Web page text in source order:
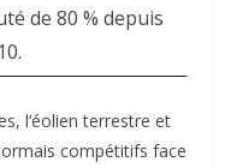
de 80 % depuis
.
l’éolien terrestre et
compétitifs face